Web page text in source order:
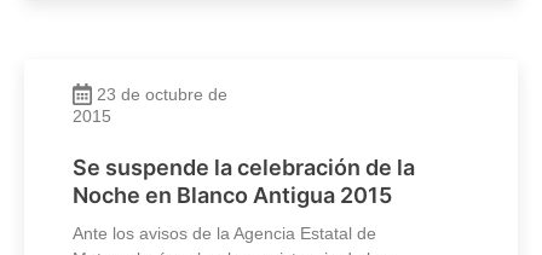
23 de octubre de
2015
Se suspende la celebración de la
Noche en Blanco Antigua 2015
Ante los avisos de la Agencia Estatal de